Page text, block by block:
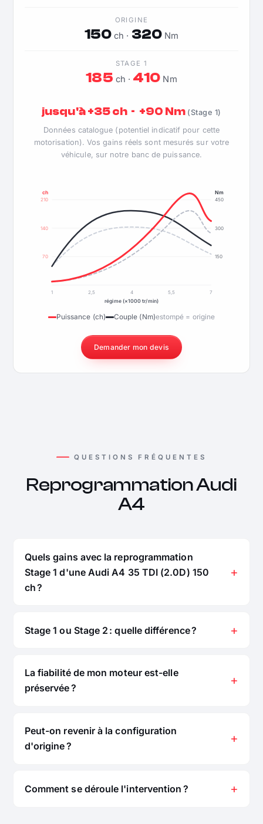
ORIGINE
150 ch · 320Nm
STAGE 1
185 ch · 410 Nm
jusqu'à +35 ch · +90 Nm (Stage 1)
Données catalogue (potentiel indicatif pour cette
motorisation). Vos gains réels sont mesurés sur votre
véhicule, sur notre banc de puissance.
70
140
210
150
300
450
ch Nm
1 2,5 4 5,5
7
régime (×1000 tr/min)
Puissance (ch) Couple (Nm)estompé = origine
Demander mon devis
QUESTIONS FRÉQUENTES
Reprogrammation Audi
A4
Quels gains avec la reprogrammation
Stage 1 d'une Audi A4 35 TDI (2.0D) 150
ch ?
Stage 1 ou Stage 2 : quelle différence ?
La fiabilité de mon moteur est-elle
préservée ?
Peut-on revenir à la configuration
d'origine ?
Comment se déroule l'intervention ?